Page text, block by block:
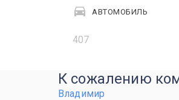
АВТОМОБИЛЬ
407
К сожалению
Владимир